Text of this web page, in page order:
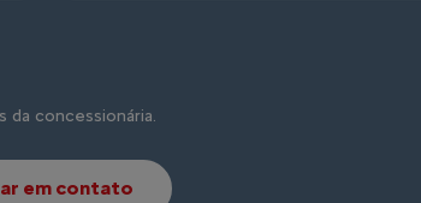
concessionária.
em contato